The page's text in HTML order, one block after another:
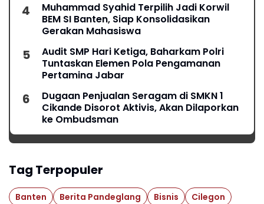
Muhammad Syahid Terpilih Jadi Korwil
BEM SI Banten, Siap Konsolidasikan
Gerakan Mahasiswa
Audit SMP Hari Ketiga, Baharkam Polri
Tuntaskan Elemen Pola Pengamanan
Pertamina Jabar
Dugaan Penjualan Seragam di SMKN 1
Cikande Disorot Aktivis, Akan Dilaporkan
ke Ombudsman
Tag Terpopuler
Banten Berita Pandeglang Bisnis
Cilegon